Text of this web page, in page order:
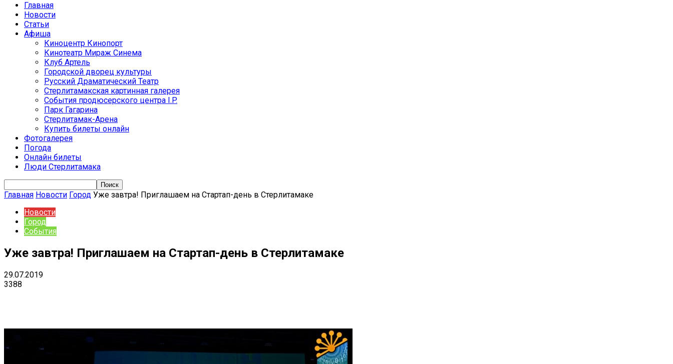
Главная
Новости
Статьи
Афиша
Киноцентр Кинопорт
Кинотеатр Мираж Синема
Клуб Артель
Городской дворец культуры
Русский Драматический Театр
Стерлитамакская картинная галерея
События продюсерского центра I.P.
Парк Гагарина
Стерлитамак-Арена
Купить билеты онлайн
Фотогалерея
Погода
Онлайн билеты
Люди Стерлитамака
Главная Новости Город Уже завтра! Приглашаем на Стартап-день в Стерлитамаке
Новости
Город
События
Уже завтра! Приглашаем на Стартап-день в Стерлитамаке
29.07.2019
3388